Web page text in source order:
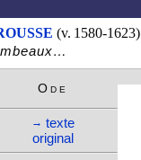
(v. 1580-1623)
Ode
→ texte
ori­ginal